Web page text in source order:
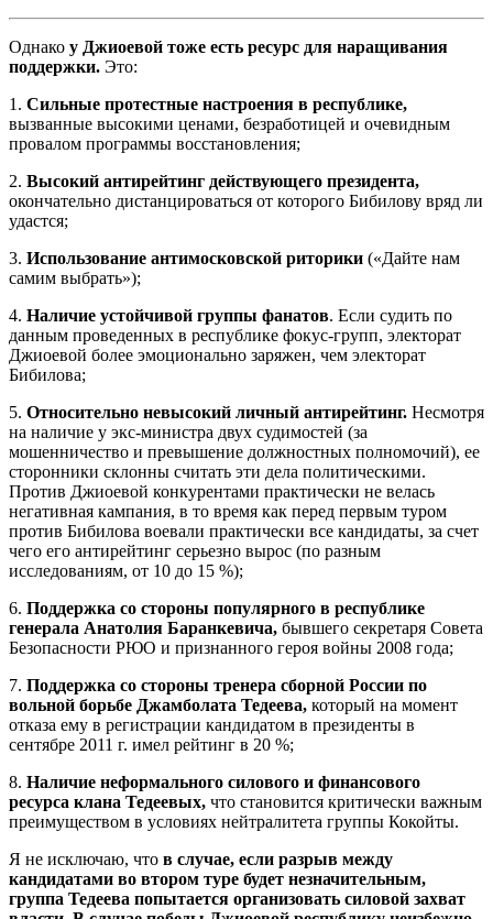
Однако у Джиоевой тоже есть ресурс для наращивания
поддержки. Это:
1. Сильные протестные настроения в республике,
вызванные высокими ценами, безработицей и очевидным
провалом программы восстановления;
2. Высокий антирейтинг действующего президента,
окончательно дистанцироваться от которого Бибилову вряд ли
удастся;
3. Использование антимосковской риторики («Дайте нам
самим выбрать»);
4. Наличие устойчивой группы фанатов. Если судить по
данным проведенных в республике фокус-групп, электорат
Джиоевой более эмоционально заряжен, чем электорат
Бибилова;
5. Относительно невысокий личный антирейтинг. Несмотря
на наличие у экс-министра двух судимостей (за
мошенничество и превышение должностных полномочий), ее
сторонники склонны считать эти дела политическими.
Против Джиоевой конкурентами практически не велась
негативная кампания, в то время как перед первым туром
против Бибилова воевали практически все кандидаты, за счет
чего его антирейтинг серьезно вырос (по разным
исследованиям, от 10 до 15 %);
6. Поддержка со стороны популярного в республике
генерала Анатолия Баранкевича, бывшего секретаря Совета
Безопасности РЮО и признанного героя войны 2008 года;
7. Поддержка со стороны тренера сборной России по
вольной борьбе Джамболата Тедеева, который на момент
отказа ему в регистрации кандидатом в президенты в
сентябре 2011 г. имел рейтинг в 20 %;
8. Наличие неформального силового и финансового
ресурса клана Тедеевых, что становится критически важным
преимуществом в условиях нейтралитета группы Кокойты.
Я не исключаю, что в случае, если разрыв между
кандидатами во втором туре будет незначительным,
группа Тедеева попытается организовать силовой захват